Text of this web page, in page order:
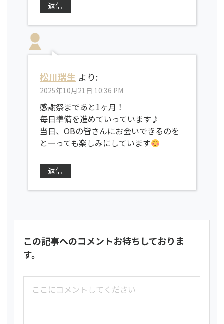
返信
松川瑞生 より:
2025年10月21日 10:36 PM
感謝祭まであと1ヶ月！
毎日準備を進めていっています♪
当日、OBの皆さんにお会いできるのを
とーっても楽しみにしています
返信
この記事へのコメントお待ちしておりま
す。